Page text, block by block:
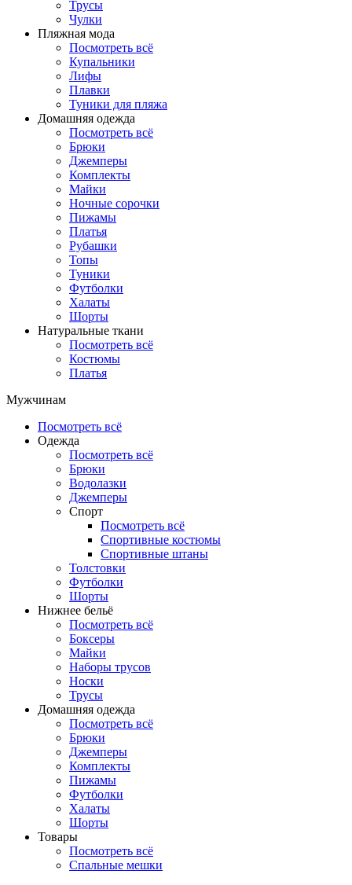
Трусы
Чулки
Пляжная мода
Посмотреть всё
Купальники
Лифы
Плавки
Туники для пляжа
Домашняя одежда
Посмотреть всё
Брюки
Джемперы
Комплекты
Майки
Ночные сорочки
Пижамы
Платья
Рубашки
Топы
Туники
Футболки
Халаты
Шорты
Натуральные ткани
Посмотреть всё
Костюмы
Платья
Мужчинам
Посмотреть всё
Одежда
Посмотреть всё
Брюки
Водолазки
Джемперы
Спорт
Посмотреть всё
Спортивные костюмы
Спортивные штаны
Толстовки
Футболки
Шорты
Нижнее бельё
Посмотреть всё
Боксеры
Майки
Наборы трусов
Носки
Трусы
Домашняя одежда
Посмотреть всё
Брюки
Джемперы
Комплекты
Пижамы
Футболки
Халаты
Шорты
Товары
Посмотреть всё
Спальные мешки